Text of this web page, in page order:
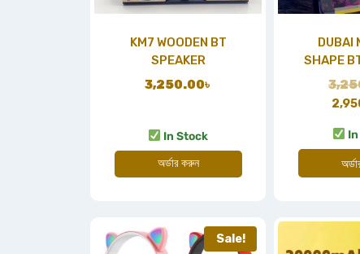
KM7 WOODEN BT
SPEAKER
3,250.00৳
In Stock
অর্ডার করুন
DUBAI
SHAPE
Sale!